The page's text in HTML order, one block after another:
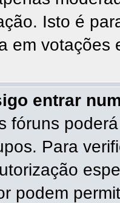
Isto é
em votações
entrar
fóruns
Para
podem